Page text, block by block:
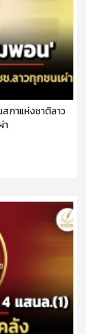
ภาแห่งชาติลาว
า